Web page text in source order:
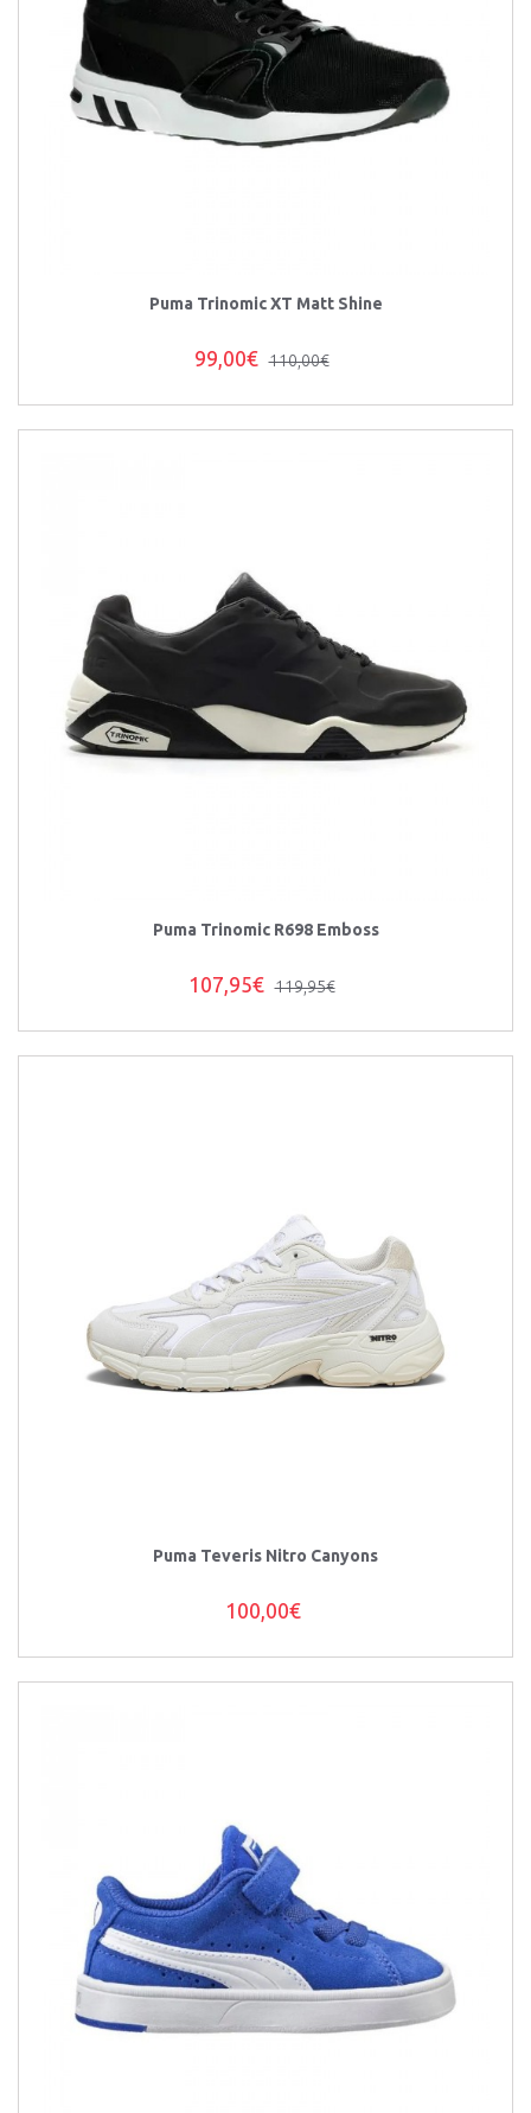
Puma Trinomic XT Matt Shine
99,00€ 110,00€
Puma Trinomic R698 Emboss
107,95€ 119,95€
Puma Teveris Nitro Canyons
100,00€